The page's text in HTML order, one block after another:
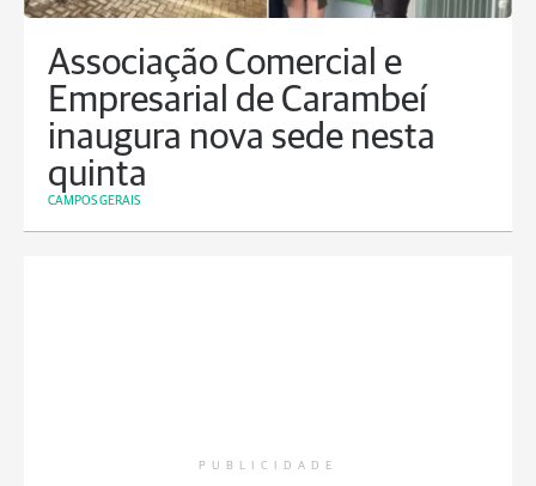
Associação Comercial e
Empresarial de Carambeí
inaugura nova sede nesta
quinta
CAMPOS GERAIS
PUBLICIDADE